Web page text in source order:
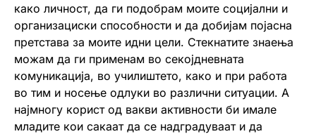
како личност, да ги подобрам моите социјални и
организациски способности и да добијам појасна
претстава за моите идни цели. Стекнатите знаења
можам да ги применам во секојдневната
комуникација, во училиштето, како и при работа
во тим и носење одлуки во различни ситуации. А
најмногу корист од вакви активности би имале
младите кои сакаат да се надградуваат и да